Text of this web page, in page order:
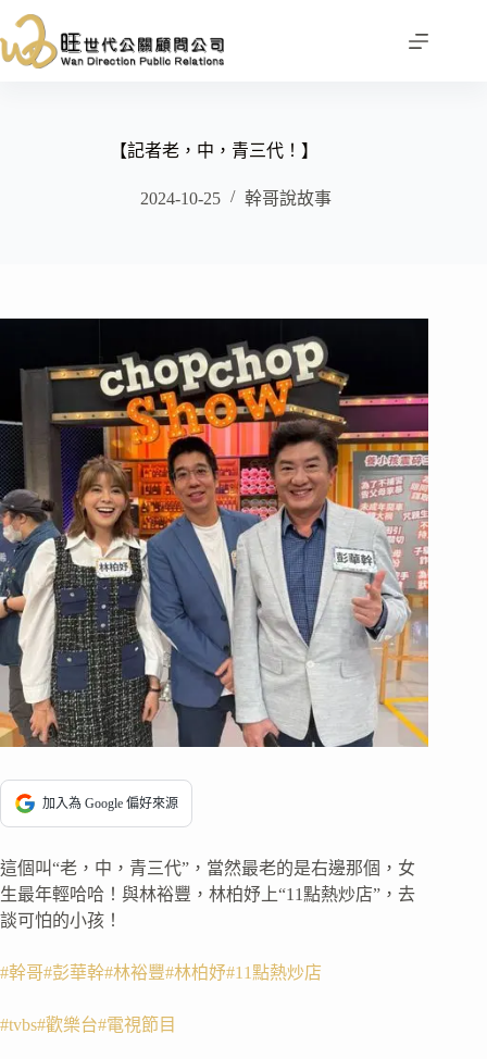
至
主
【記者老，中，青三代！】
2024-10-25 幹哥說故事
加入為 Google 偏好來源
這個叫“老，中，青三代”，當然最老的是右邊那個，女
生最年輕哈哈！與林裕豐，林柏妤上“11點熱炒店”，去
談可怕的小孩！
#幹哥#彭華幹#林裕豐#林柏妤#11點熱炒店
#tvbs#歡樂台#電視節目